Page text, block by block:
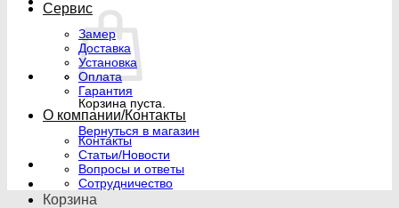
Корзина пуста.
Вернуться в магазин
Корзина
Сервис
Замер
Доставка
Установка
Оплата
Гарантия
О компании/Контакты
Контакты
Статьи/Новости
Вопросы и ответы
Сотрудничество